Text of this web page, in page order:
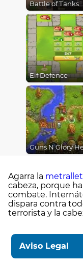
Battle of Tanks
Elf Defence
Agarra la
cabeza, porque
combate.
dispara contra
terrorista y la
Aviso Legal